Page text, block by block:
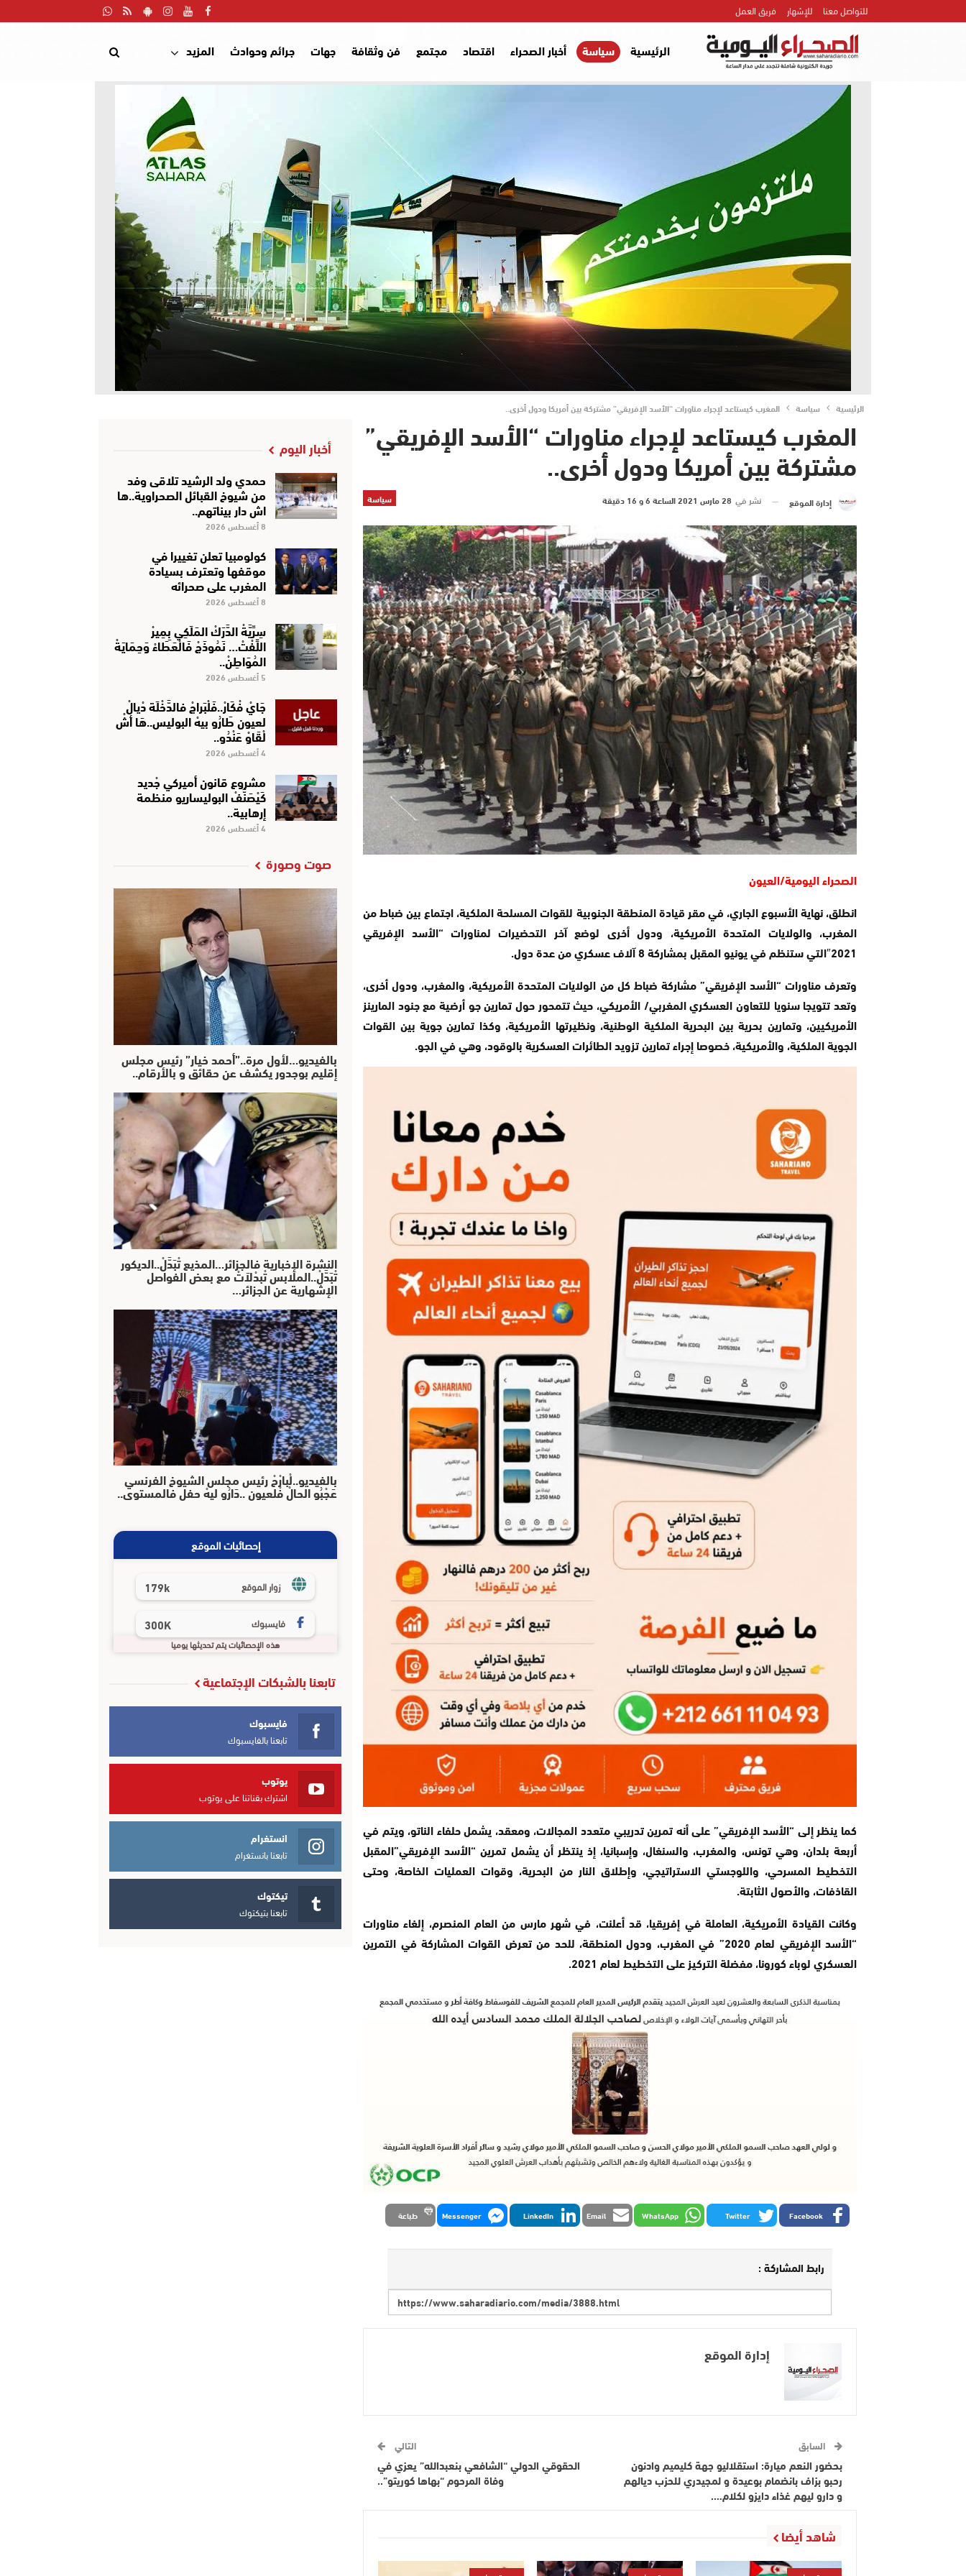
للتواصل معنا للإشهار فريق العمل
الرئيسية سياسة أخبار الصحراء اقتصاد مجتمع فن وثقافة جهات جرائم وحوادث المزيد
الرئيسية سياسة المغرب كيستاعد لإجراء مناورات “الأسد الإفريقي” مشتركة بين أمريكا ودول أخرى..
المغرب كيستاعد لإجراء مناورات “الأسد الإفريقي”
مشتركة بين أمريكا ودول أخرى..
سياسة إدارة الموقع نشر في 28 مارس 2021 الساعة 6 و 16 دقيقة
الصحراء اليومية/العيون
انطلق، نهاية الأسبوع الجاري، في مقر قيادة المنطقة الجنوبية للقوات المسلحة الملكية، اجتماع بين ضباط من
المغرب، والولايات المتحدة الأمريكية، ودول أخرى لوضع آخر التحضيرات لمناورات “الأسد الإفريقي
2021″التي ستنظم في يونيو المقبل بمشاركة 8 آلاف عسكري من عدة دول.
وتعرف مناورات “الأسد الإفريقي” مشاركة ضباط كل من الولايات المتحدة الأمريكية، والمغرب، ودول أخرى،
وتعد تتويجا سنويا للتعاون العسكري المغربي/ الأمريكي، حيث تتمحور حول تمارين جو أرضية مع جنود المارينز
الأمريكيين، وتمارين بحرية بين البحرية الملكية الوطنية، ونظيرتها الأمريكية، وكذا تمارين جوية بين القوات
الجوية الملكية، والأمريكية، خصوصا إجراء تمارين تزويد الطائرات العسكرية بالوقود، وهي في الجو.
‎كما ينظر إلى “الأسد الإفريقي” على أنه تمرين تدريبي متعدد المجالات، ومعقد، يشمل حلفاء الناتو، ويتم في
أربعة بلدان، وهي تونس، والمغرب، والسنغال، وإسبانيا، إذ ينتظر أن يشمل تمرين “الأسد الإفريقي”المقبل
التخطيط المسرحي، واللوجستي الاستراتيجي، وإطلاق النار من البحرية، وقوات العمليات الخاصة، وحتى
القاذفات، والأصول الثابتة.
وكانت القيادة الأمريكية، العاملة في إفريقيا، قد أعلنت، في شهر مارس من العام المنصرم، إلغاء مناورات
“الأسد الإفريقي لعام 2020” في المغرب، ودول المنطقة، للحد من تعرض القوات المشاركة في التمرين
العسكري لوباء كورونا، مفضلة التركيز على التخطيط لعام 2021.
Facebook
Twitter
WhatsApp
Email
LinkedIn
Messenger طباعة
رابط المشاركة :
إدارة الموقع
السابق
بحضور النعم ميارة: استقلاليو جهة كليميم وادنون
رحبو بزاف بانضمام بوعيدة و لمجيدري للحزب ديالهم
و دارو ليهم غذاء دايزو لكلام….
التالي
الحقوقي الدولي “الشافعي بنعبدالله” يعزي في
وفاة المرحوم “بهاها كوريتو”..
شاهد أيضا
أخبار اليوم
حمدي ولد الرشيد تلاقى وفد
من شيوخ القبائل الصحراوية..ها
اش دار بيناتهم..
8 أغسطس 2026
كولومبيا تعلن تغييرا في
موقفها وتعترف بسيادة
المغرب على صحرائه
8 أغسطس 2026
سِرِّيَّةْ الدَّرَكْ المَلَكِي بِمِيرْ
اللِّفْتْ… نَمُوذَجْ فَالْعَطَاءْ وَحِمَايَةْ
المُوَاطِنْ..
5 أغسطس 2026
جَايْ فْكَارْ..فَلْبَراجْ فالدَّخْلَة دْيالْ
لعيون طَارُو بيهْ البوليس..هَا أشْ
لْقَاوْ عَنْدُو..
4 أغسطس 2026
مشروع قانون أميركي جْديد
كَيْصَنَّفْ البوليساريو منظمة
إرهابية..
4 أغسطس 2026
صوت وصورة
بالفيديو…لأول مرة..”أحمد خيار” رئيس مجلس
إقليم بوجدور يكشف عن حقائق و بالأرقام..
النشرة الإخبارية فالجزائر…المذيع تْبَدَّلْ..الديكور
تْبَدَّلْ..الملابس تْبدْلاَتْ مع بعض الفواصل
الإشهارية عن الجزائر…
بالفيديو..لْبارْحْ رئيس مجلس الشيوخ الفرنسي
عَجْبُو الحالْ فْلعيون ..دَارُو ليهْ حفل فالمستوى..
إحصائيات الموقع
زوار الموقع 179k
فايسبوك 300K
هذه الإحصائيات يتم تحديثها يوميا
تابعنا بالشبكات الإجتماعية
فايسبوك
تابعنا بالفايسبوك
يوتوب
اشترك بقناتنا على يوتوب
انستغرام
تابعنا بانستغرام
تيكتوك
تابعنا بتيكتوك